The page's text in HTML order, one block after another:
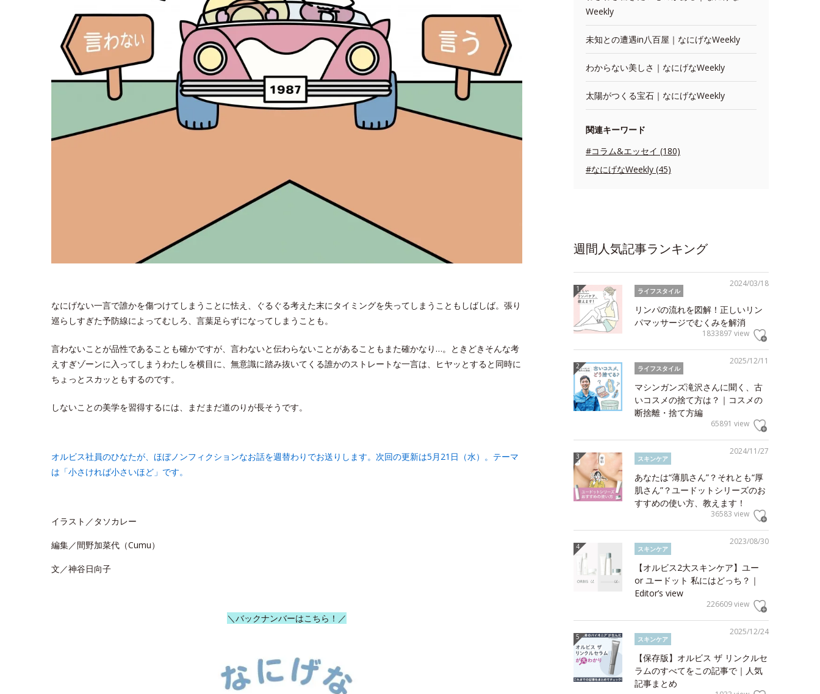
なにげない一言で誰かを傷つけてしまうことに怯え、ぐるぐる考えた末にタイミングを失ってしまうこともしばしば。張り
巡らしすぎた予防線によってむしろ、言葉足らずになってしまうことも。
言わないことが品性であることも確かですが、言わないと伝わらないことがあることもまた確かなり…。ときどきそんな考
えすぎゾーンに入ってしまうわたしを横目に、無意識に踏み抜いてくる誰かのストレートな一言は、ヒヤッとすると同時に
ちょっとスカッともするのです。
しないことの美学を習得するには、まだまだ道のりが長そうです。
オルビス社員のひなたが、ほぼノンフィクションなお話を週替わりでお送りします。次回の更新は5月21日（水）。テーマ
は「小さければ小さいほど」です。
イラスト／タソカレー
編集／間野加菜代（Cumu）
文／神谷日向子
＼バックナンバーはこちら！／
Weekly
未知との遭遇in八百屋｜なにげなWeekly
わからない美しさ｜なにげなWeekly
太陽がつくる宝石｜なにげなWeekly
関連キーワード
#コラム&エッセイ (180)
#なにげなWeekly (45)
週間人気記事ランキング
2024/03/18
ライフスタイル
リンパの流れを図解！正しいリン
パマッサージでむくみを解消
1833897 view
2025/12/11
ライフスタイル
マシンガンズ滝沢さんに聞く、古
いコスメの捨て方は？｜コスメの
断捨離・捨て方編
65891 view
2024/11/27
スキンケア
あなたは“薄肌さん”？それとも“厚
肌さん”？ユードットシリーズのお
すすめの使い方、教えます！
36583 view
2023/08/30
スキンケア
【オルビス2大スキンケア】ユー
or ユードット 私にはどっち？｜
Editor’s view
226609 view
2025/12/24
スキンケア
【保存版】オルビス ザ リンクルセ
ラムのすべてをこの記事で｜人気
記事まとめ